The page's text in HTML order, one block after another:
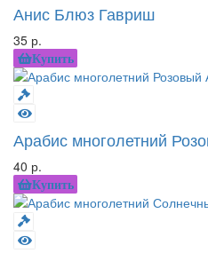
Анис Блюз Гавриш
35 р.
Купить
Арабис многолетний
40 р.
Купить